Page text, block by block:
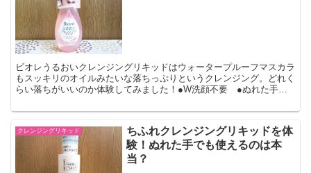
ビオレうるおいクレンジングリキッドはウォータープルーフマスカラ
もスッキリのオイルみたいな落ちっぷりというクレンジング。どれく
らい落ちがいいのか体験してみました！●W洗顔不要 ●ぬれた手
クレンジングリキッド
ちふれクレンジングリキッドを体
験！ぬれた手でも使えるのは本
当？